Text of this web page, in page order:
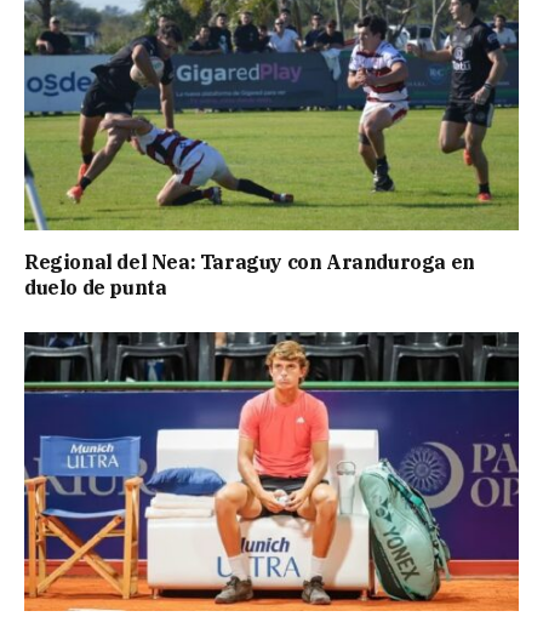
Regional del Nea: Taraguy con Aranduroga en
duelo de punta